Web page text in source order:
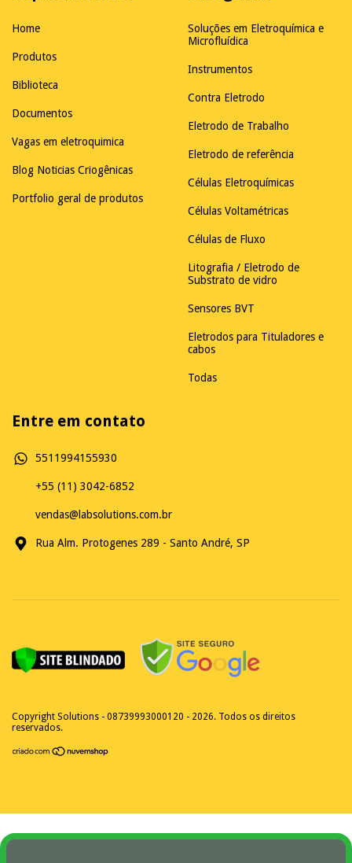
Home
Produtos
Biblioteca
Documentos
Vagas em eletroquimica
Blog Noticias Criogênicas
Portfolio geral de produtos
Soluções em Eletroquímica e
Microfluídica
Instrumentos
Contra Eletrodo
Eletrodo de Trabalho
Eletrodo de referência
Células Eletroquímicas
Células Voltamétricas
Células de Fluxo
Litografia / Eletrodo de
Substrato de vidro
Sensores BVT
Eletrodos para Tituladores e
cabos
Todas
Entre em contato
5511994155930
+55 (11) 3042-6852
vendas@labsolutions.com.br
Rua Alm. Protogenes 289 - Santo André, SP
Copyright Solutions - 08739993000120 - 2026. Todos os direitos
reservados.